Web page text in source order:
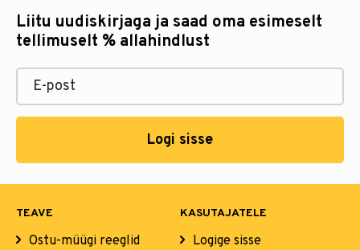
Liitu uudiskirjaga ja saad oma esimeselt
tellimuselt % allahindlust
Logi sisse
TEAVE
Ostu-müügi reeglid
KASUTAJATELE
Logige sisse